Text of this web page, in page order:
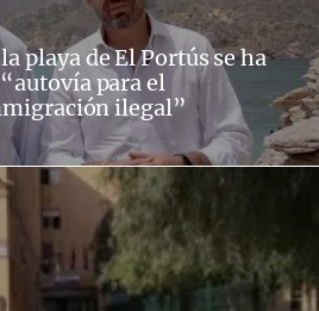
playa de El Portús se ha
para el
ilegal”